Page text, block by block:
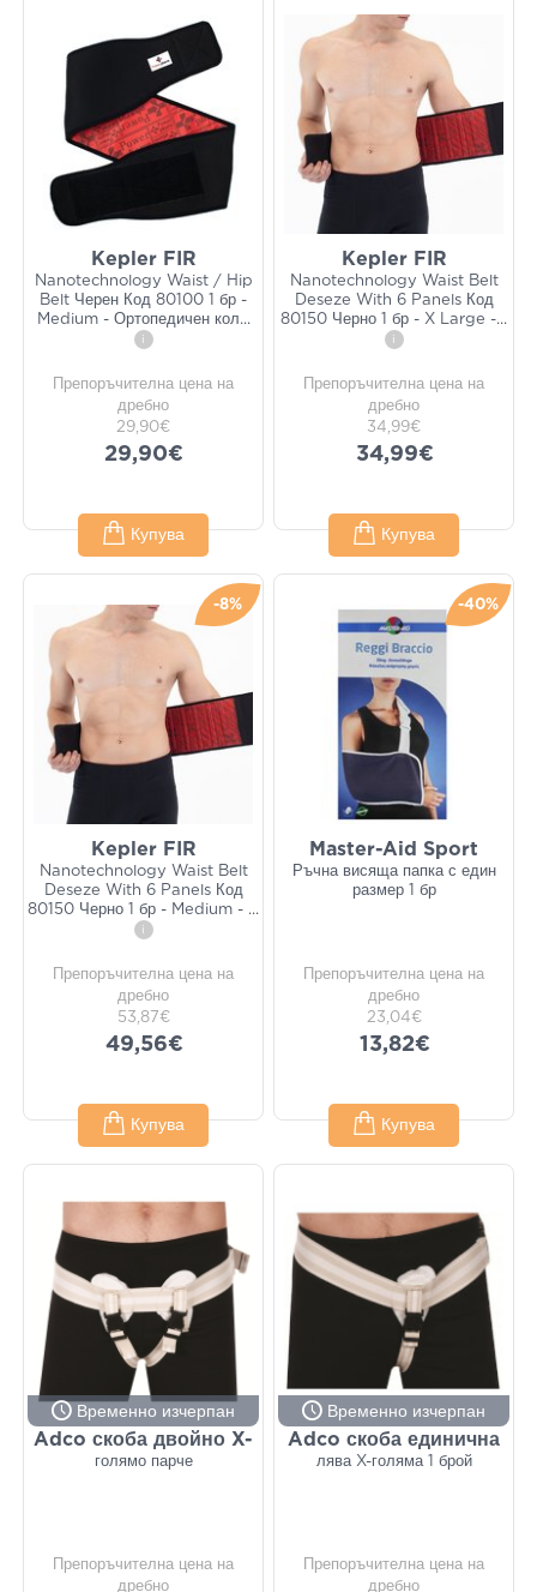
Kepler FIR
Nanotechnology Waist / Hip
Belt Черен Код 80100 1 бр -
Medium - Ортопедичен кол...
i
Препоръчителна цена на
дребно
29,90€
29,90€
Купува
Kepler FIR
Nanotechnology Waist Belt
Deseze With 6 Panels Код
80150 Черно 1 бр - X Large -...
i
Препоръчителна цена на
дребно
34,99€
34,99€
Купува
-8%
Kepler FIR
Nanotechnology Waist Belt
Deseze With 6 Panels Код
80150 Черно 1 бр - Medium - ...
i
Препоръчителна цена на
дребно
53,87€
49,56€
Купува
-40%
Master-Aid Sport
Ръчна висяща папка с един
размер 1 бр
Препоръчителна цена на
дребно
23,04€
13,82€
Купува
Временно изчерпан
Adco скоба двойно X-
голямо парче
Препоръчителна цена на
дребно
Временно изчерпан
Adco скоба единична
лява X-голяма 1 брой
Препоръчителна цена на
дребно